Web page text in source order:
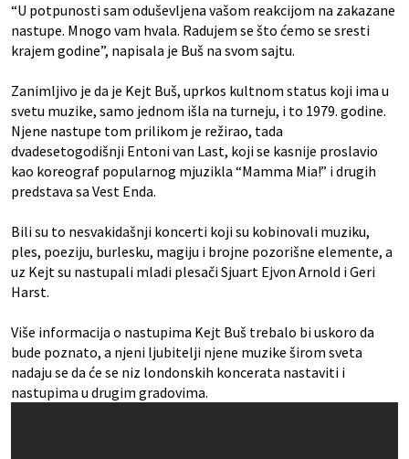
“U potpunosti sam oduševljena vašom reakcijom na zakazane
nastupe. Mnogo vam hvala. Radujem se što ćemo se sresti
krajem godine”, napisala je Buš na svom sajtu.
Zanimljivo je da je Kejt Buš, uprkos kultnom status koji ima u
svetu muzike, samo jednom išla na turneju, i to 1979. godine.
Njene nastupe tom prilikom je režirao, tada
dvadesetogodišnji Entoni van Last, koji se kasnije proslavio
kao koreograf popularnog mjuzikla “Mamma Mia!” i drugih
predstava sa Vest Enda.
Bili su to nesvakidašnji koncerti koji su kobinovali muziku,
ples, poeziju, burlesku, magiju i brojne pozorišne elemente, a
uz Kejt su nastupali mladi plesači Sjuart Ejvon Arnold i Geri
Harst.
Više informacija o nastupima Kejt Buš trebalo bi uskoro da
bude poznato, a njeni ljubitelji njene muzike širom sveta
nadaju se da će se niz londonskih koncerata nastaviti i
nastupima u drugim gradovima.